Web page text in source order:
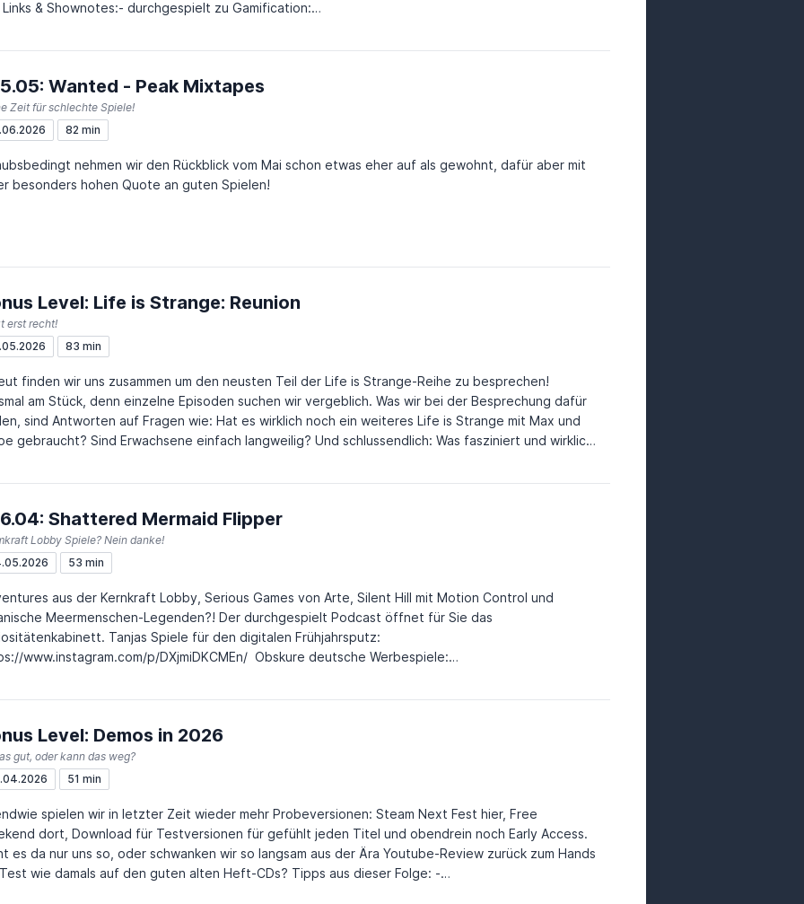
Links & Shownotes:- durchgespielt zu Gamification:
durchgespielt.net/episode/bonus-level-workification - Pure Pwnage - The n00b effect:
store.steampowered.com/app/334350/Dont_Move/ - The Dark Queen of Mortholme von
https://store.steampowered.com/app/3587610/The_Dark_Queen_of_Mortholme/ - Speed
World Championship: https://www.youtube.com/watch?v=kAGiZNPOzTk
Wanted - Peak Mixtapes
Zeit für schlechte Spiele!
82 min
nehmen wir den Rückblick vom Mai schon etwas eher auf als gewohnt, dafür aber mit
besonders hohen Quote an guten Spielen!
Level: Life is Strange: Reunion
erst recht!
83 min
finden wir uns zusammen um den neusten Teil der Life is Strange-Reihe zu besprechen!
am Stück, denn einzelne Episoden suchen wir vergeblich. Was wir bei der Besprechung dafür
sind Antworten auf Fragen wie: Hat es wirklich noch ein weiteres Life is Strange mit Max und
gebraucht? Sind Erwachsene einfach langweilig? Und schlussendlich: Was fasziniert und wirklich
Shattered Mermaid Flipper
Lobby Spiele? Nein danke!
53 min
aus der Kernkraft Lobby, Serious Games von Arte, Silent Hill mit Motion Control und
Meermenschen-Legenden?! Der durchgespielt Podcast öffnet für Sie das
Tanjas Spiele für den digitalen Frühjahrsputz:
p/DXjmiDKCMEn/ Obskure deutsche Werbespiele:
www.youtube.com/watch?v=OszjLIxbI9c
Level: Demos in 2026
gut, oder kann das weg?
51 min
spielen wir in letzter Zeit wieder mehr Probeversionen: Steam Next Fest hier, Free
dort, Download für Testversionen für gefühlt jeden Titel und obendrein noch Early Access.
es da nur uns so, oder schwanken wir so langsam aus der Ära Youtube-Review zurück zum Hands
wie damals auf den guten alten Heft-CDs? Tipps aus dieser Folge: -